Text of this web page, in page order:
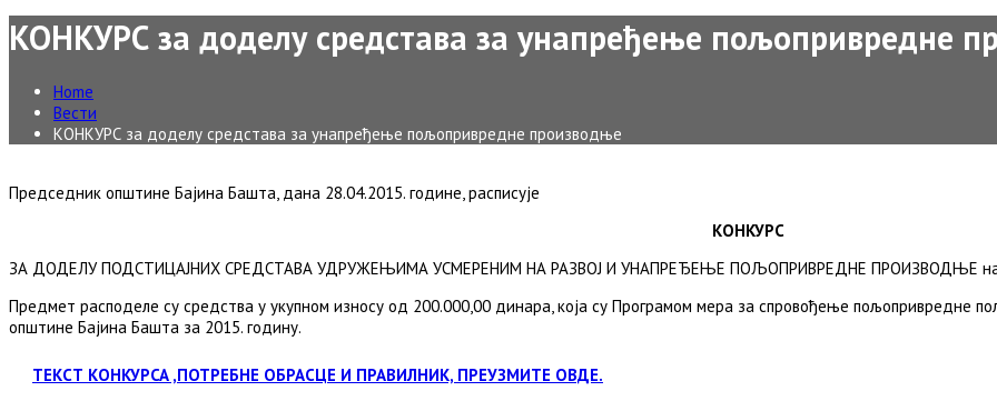
КОНКУРС за доделу средстава за унапређење пољопривредне
Home
Вести
КОНКУРС за доделу средстава за унапређење пољопривредне производње
Председник општине Бајина Башта, дана 28.04.2015. године, расписује
КОНКУРС
ЗА ДОДЕЛУ ПОДСТИЦАЈНИХ СРЕДСТАВА УДРУЖЕЊИМА УСМЕРЕНИМ НА РАЗВОЈ И УНАПРЕЂЕЊЕ ПОЉОПРИВРЕДНЕ ПРОИЗВОДЊЕ на
Предмет расподеле су средства у укупном износу од 200.000,00 динара, која су Програмом мера за спровођење пољопривредне
општине Бајина Башта за 2015. годину.
ТЕКСТ КОНКУРСА ,ПОТРЕБНЕ ОБРАСЦЕ И ПРАВИЛНИК, ПРЕУЗМИТЕ ОВДЕ.